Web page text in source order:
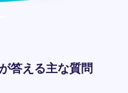
答える主な質問